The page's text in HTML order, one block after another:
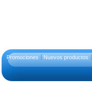
Promociones Nuevos productos